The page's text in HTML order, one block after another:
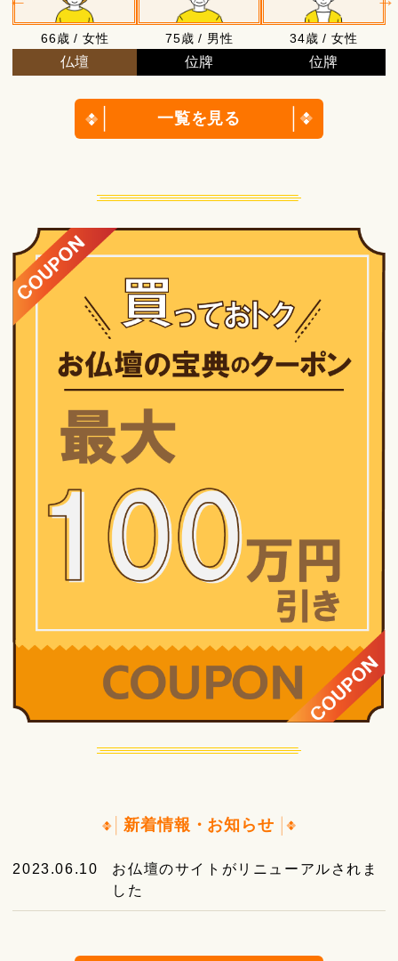
66歳 / 女性
仏壇
75歳 / 男性
位牌
34歳 / 女性
位牌
一覧を見る
新着情報・お知らせ
2023.06.10
お仏壇のサイトがリニューアルされま
した